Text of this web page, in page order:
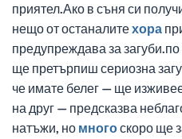
приятел.Ако в съня си
нещо от останалитехора
предупреждава за
ще претърпиш сериозна
че имате белег — ще
на друг — предсказва
натъжи, но многоскоро ще